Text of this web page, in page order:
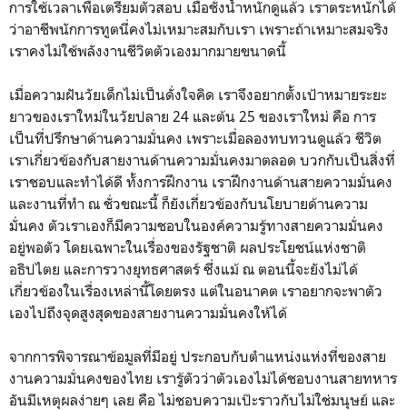
การใช้เวลาเพื่อเตรียมตัวสอบ เมื่อชั่งน้ำหนักดูแล้ว เราตระหนักได้
ว่าอาชีพนักการทูตนี่คงไม่เหมาะสมกับเรา เพราะถ้าเหมาะสมจริง
เราคงไม่ใช้พลังงานชีวิตตัวเองมากมายขนาดนี้
เมื่อความฝันวัยเด็กไม่เป็นดั่งใจคิด เราจึงอยากตั้งเป้าหมายระยะ
ยาวของเราใหม่ในวัยปลาย 24 และต้น 25 ของเราใหม่ คือ การ
เป็นที่ปรึกษาด้านความมั่นคง เพราะเมื่อลองทบทวนดูแล้ว ชีวิต
เราเกี่ยวข้องกับสายงานด้านความมั่นคงมาตลอด บวกกับเป็นสิ่งที่
เราชอบและทำได้ดี ทั้งการฝึกงาน เราฝึกงานด้านสายความมั่นคง
และงานที่ทำ ณ ชั่วขณะนี้ ก็ยังเกี่ยวข้องกับนโยบายด้านความ
มั่นคง ตัวเราเองก็มีความชอบในองค์ความรู้ทางสายความมั่นคง
อยู่พอตัว โดยเฉพาะในเรื่องของรัฐชาติ ผลประโยชน์แห่งชาติ
อธิปไตย และการวางยุทธศาสตร์ ซึ่งแม้ ณ ตอนนี้จะยังไม่ได้
เกี่ยวข้องในเรื่องเหล่านี้โดยตรง แต่ในอนาคต เราอยากจะพาตัว
เองไปถึงจุดสูงสุดของสายงานความมั่นคงให้ได้
จากการพิจารณาข้อมูลที่มีอยู่ ประกอบกับตำแหน่งแห่งที่ของสาย
งานความมั่นคงของไทย เรารู้ตัวว่าตัวเองไม่ได้ชอบงานสายทหาร
อันมีเหตุผลง่ายๆ เลย คือ ไม่ชอบความเป๊ะราวกับไม่ใช่มนุษย์ และ